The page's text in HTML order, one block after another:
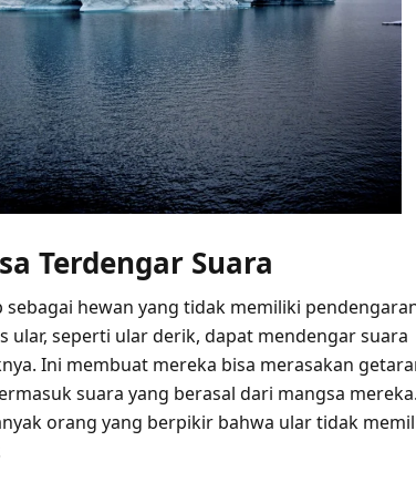
Terdengar Suara
hewan yang tidak memiliki
ular, seperti ular derik, dapat mendengar suara
Ini membuat mereka bisa merasakan
suara yang berasal dari mangsa
orang yang berpikir bahwa ular tidak